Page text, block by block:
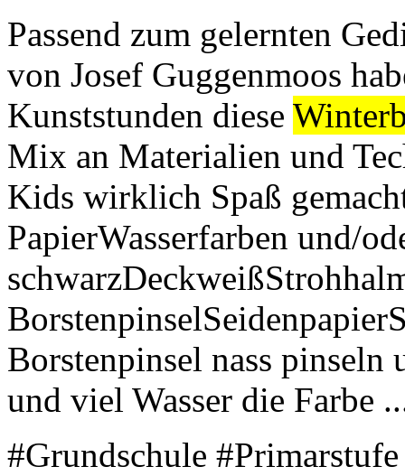
Passend zum gelernten
von Josef Guggenmoos
Kunststunden diese
Mix an Materialien und
Kids wirklich Spaß
PapierWasserfarben und/
Borstenpinsel nass pinseln
und viel Wasser die Farbe
#Grundschule #Primarstufe